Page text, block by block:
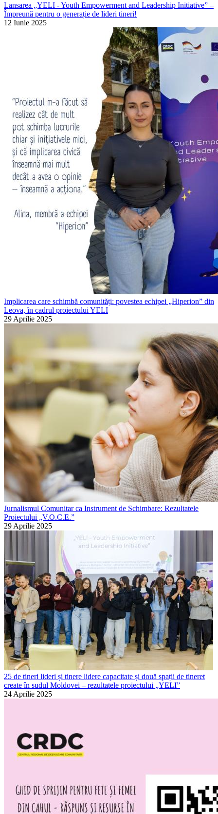
Lansarea „YELI - Youth Empowerment and Leadership Initiative” –
Împreună pentru o generație de lideri tineri!
12 Iunie 2025
Implicarea care schimbă comunități: povestea echipei „Hiperion” din
Leova, în cadrul proiectului YELI
29 Aprilie 2025
Jurnalismul Comunitar ca Instrument de Schimbare: Rezultatele
Proiectului „V.O.C.E.”
29 Aprilie 2025
25 de tineri lideri și tinere lidere capacitate și două spații de tineret
create în sudul Moldovei – rezultatele proiectului „YELI”
24 Aprilie 2025